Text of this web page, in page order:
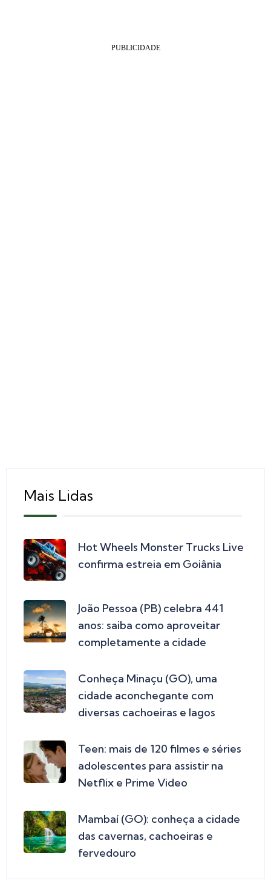
Mais Lidas
Hot Wheels Monster Trucks Live
confirma estreia em Goiânia
João Pessoa (PB) celebra 441
anos: saiba como aproveitar
completamente a cidade
Conheça Minaçu (GO), uma
cidade aconchegante com
diversas cachoeiras e lagos
Teen: mais de 120 filmes e séries
adolescentes para assistir na
Netflix e Prime Video
Mambaí (GO): conheça a cidade
das cavernas, cachoeiras e
fervedouro